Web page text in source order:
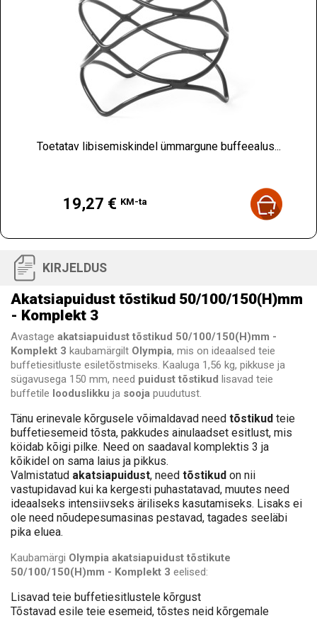
Toetatav libisemiskindel ümmargune buffeealus...
19,27 € KM-ta
KIRJELDUS
Akatsiapuidust tõstikud 50/100/150(H)mm
- Komplekt 3
Avastage akatsiapuidust tõstikud 50/100/150(H)mm -
Komplekt 3 kaubamärgilt Olympia, mis on ideaalsed teie
buffetiesitluste esiletõstmiseks. Kaaluga 1,56 kg, pikkuse ja
sügavusega 150 mm, need puidust tõstikud lisavad teie
buffetile looduslikku ja sooja puudutust.
Tänu erinevale kõrgusele võimaldavad need tõstikud teie
buffetiesemeid tõsta, pakkudes ainulaadset esitlust, mis
köidab kõigi pilke. Need on saadaval komplektis 3 ja
kõikidel on sama laius ja pikkus.
Valmistatud akatsiapuidust, need tõstikud on nii
vastupidavad kui ka kergesti puhastatavad, muutes need
ideaalseks intensiivseks äriliseks kasutamiseks. Lisaks ei
ole need nõudepesumasinas pestavad, tagades seeläbi
pika eluea.
Kaubamärgi Olympia akatsiapuidust tõstikute
50/100/150(H)mm - Komplekt 3 eelised:
Lisavad teie buffetiesitlustele kõrgust
Tõstavad esile teie esemeid, tõstes neid kõrgemale